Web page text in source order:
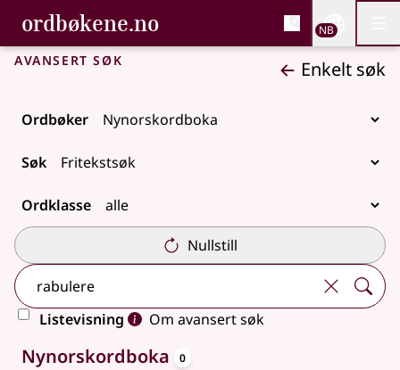
Gå til hovedinnhold
Tilgjengelighet
ordbøkene.no, Bokmålsordboka og
Bokmålsordboka og Nynorskordboka
NB
Avansert søk Enkelt søk
Ordbøker
Søk
Ordklasse
Nullstill
Listevisning
Om avansert søk
Ingen treff
Nynorskordboka 0